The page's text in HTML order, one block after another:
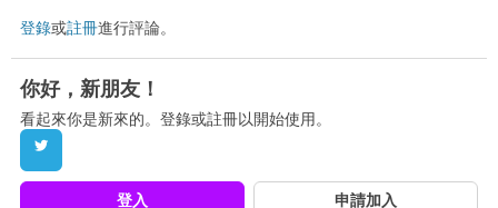
r
e
o
n
登錄或註冊進行評論。
你好，新朋友！
看起來你是新來的。登錄或註冊以開始使用。
登入 申請加入